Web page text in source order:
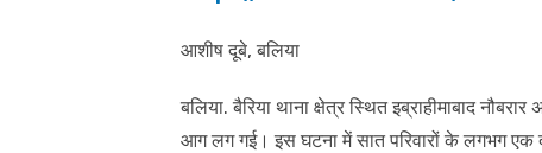
आशीष दूबे, बलिया
बलिया. बैरिया थाना क्षेत्र स्थित इब्राहीमाबाद
आग लग गई। इस घटना में सात परिवारों के लगभग